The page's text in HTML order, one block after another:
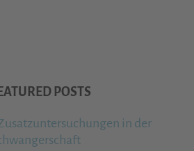
POSTS
in der